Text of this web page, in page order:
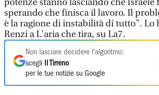
potenze stanno lasciando che Israele
sperando che finisca il lavoro. Il
è la ragione di instabilità di tutto". Lo
Renzi a L'aria che tira, su La7.
Non lasciare decidere l'algoritmo:
scegli
Il Tirreno
per le tue notizie su Google